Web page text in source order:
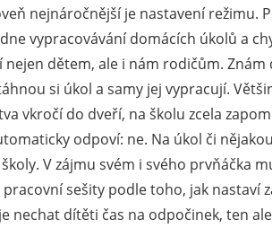
nejnáročnější je nastavení režimu.
vypracovávání domácích úkolů a
dětem, ale i nám rodičům.
si úkol a samy jej vypracují.
vkročí do dveří, na školu zcela
odpoví: ne. Na úkol či
V zájmu svém i svého prvňáčka
sešity podle toho, jak nastaví
nechat dítěti čas na odpočinek, ten